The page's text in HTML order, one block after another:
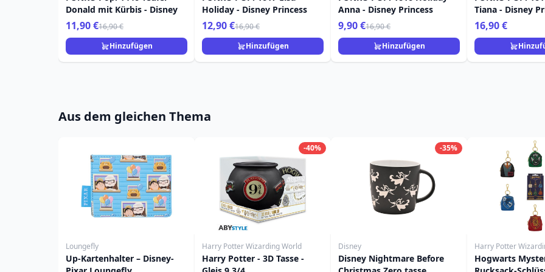
Donald mit Kürbis - Disney
11,90 €16,90 €
Hinzufügen
Holiday - Disney Princess
12,90 €16,90 €
Hinzufügen
Anna - Disney Princess
9,90 €16,90 €
Hinzufügen
Tiana - Disney
16,90 €
Aus dem gleichen Thema
Loungefly
Up-Kartenhalter – Disney-
-40%
Harry Potter Wizarding World
Harry Potter - 3D Tasse -
-35%
Disney
Disney Nightmare Before
Harry Potter
Hogwarts